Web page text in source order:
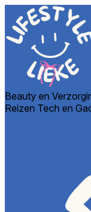
Beauty en
Reizen Tech en